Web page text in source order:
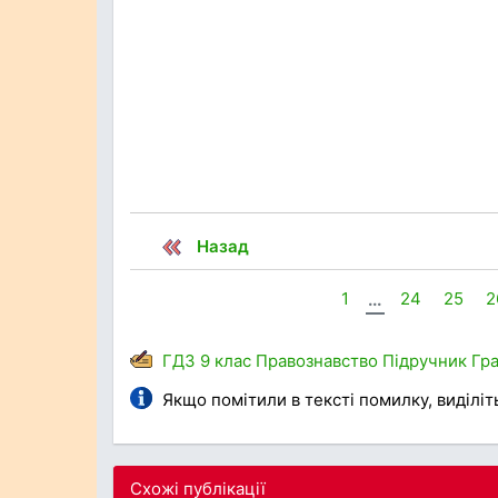
Назад
1 ... 24 25
ГДЗ 9 клас Правознавство Підручник
Якщо помітили в тексті помилку,
Схожі публікації